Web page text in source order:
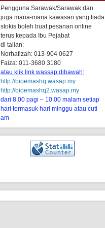
Pengguna Sarawak/Sarawak dan
juga mana-mana kawasan yang tiada
stokis boleh buat pesanan online
terus kepada Ibu Pejabat
di talian:
Norhafizah: 013-904 0627
Faiza: 011-3680 3180
atau klik link wassap dibawah:
http://bioemashq.wasap.my
http://bioemashq2.wasap.my
dari 8.00 pagi – 10.00 malam setiap
hari termasuk hari minggu atau cuti
am